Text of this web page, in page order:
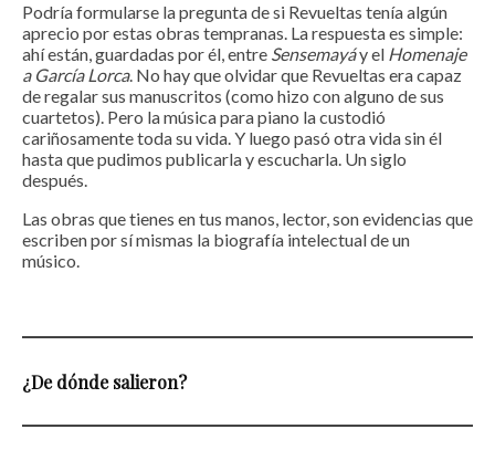
Podría formularse la pregunta de si Revueltas tenía algún
aprecio por estas obras tempranas. La respuesta es simple:
ahí están, guardadas por él, entre Sensemayáy el Homenaje
a García Lorca. No hay que olvidar que Revueltas era capaz
de regalar sus manuscritos (como hizo con alguno de sus
cuartetos). Pero la música para piano la custodió
cariñosamente toda su vida. Y luego pasó otra vida sin él
hasta que pudimos publicarla y escucharla. Un siglo
después.
Las obras que tienes en tus manos, lector, son evidencias que
escriben por sí mismas la biografía intelectual de un
músico.
¿De dónde salieron?